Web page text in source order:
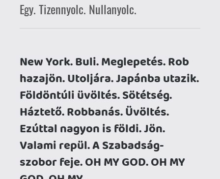
Valami repül. A Szabadság-
szobor feje. OH MY GOD. OH MY
GOD. OH MY...
Lövésed sincs, hogy miről is van szó?
Akkor minden bizonnyal nem láttad az 1-
18-08 néhány hónappal ezelőtt
bemutatott teaser-ét. Ha pedig nem
láttad, akkor bizony nagyot hibáztál, és
muszáj lesz bepótolnod. Mondjuk most:
CLOVERFIELD TEASER